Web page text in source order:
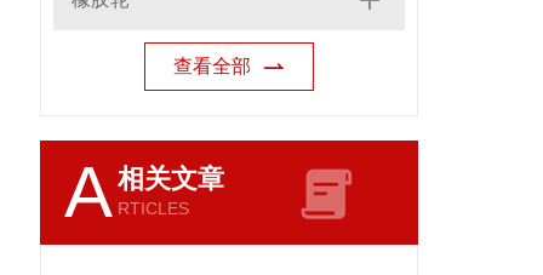
查看全部
A相关文章
RTICLES